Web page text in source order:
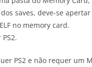
saves, deve-se
no memory card.
PS2 e não requer um